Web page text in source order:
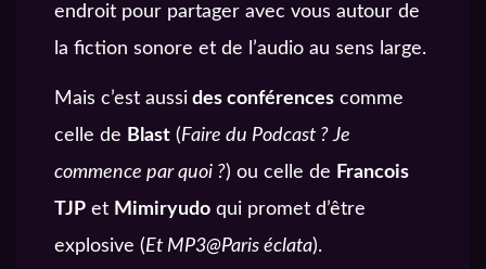
endroit pour partager avec vous autour de
la fiction sonore et de l’audio au sens large.
Mais c’est aussi des conférences comme
celle de Blast (Faire du Podcast ? Je
commence par quoi ?) ou celle de Francois
TJP et Mimiryudo qui promet d’être
explosive (Et MP3@Paris éclata).